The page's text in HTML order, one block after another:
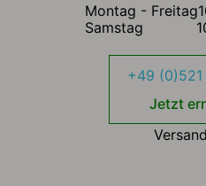
Montag - Freitag
Samstag
+49 (0)521
Jetzt